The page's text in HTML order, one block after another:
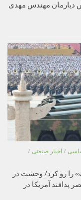
دیارمان مهندس مهدی
/ اخبار صنعتی /
را رو کرد/ وحشت در
و پایان عصر پدافند آمریکا در